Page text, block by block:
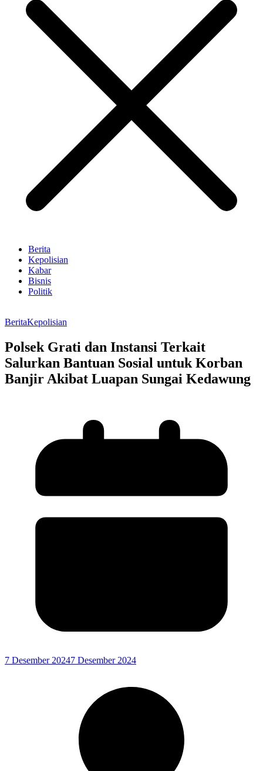
Berita
Kepolisian
Kabar
Bisnis
Politik
BeritaKepolisian
Polsek Grati dan Instansi Terkait
Salurkan Bantuan Sosial untuk Korban
Banjir Akibat Luapan Sungai Kedawung
7 Desember 20247 Desember 2024